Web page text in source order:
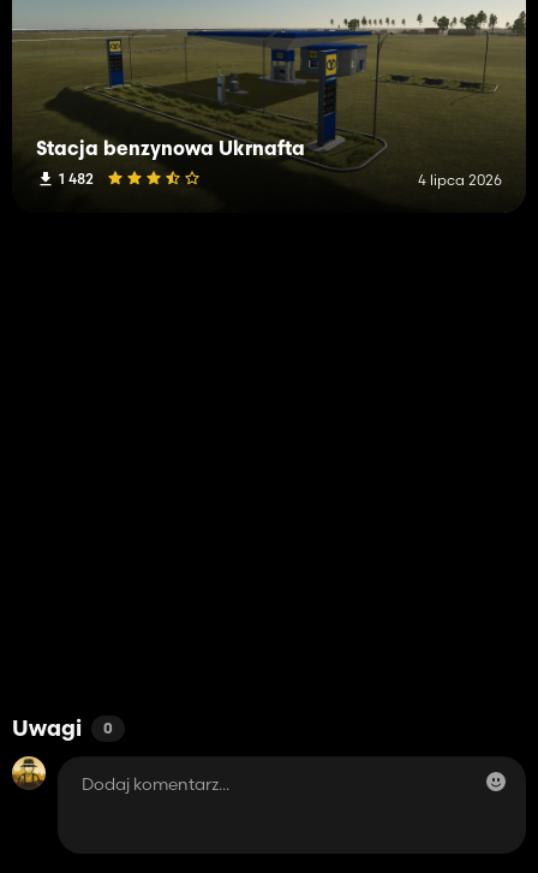
Stacja benzynowa Ukrnafta
1 482 4 lipca 2026
Uwagi 0